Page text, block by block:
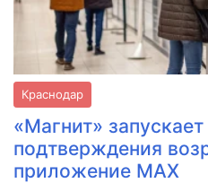
Краснодар
«Магнит»
подтверждения
приложение MAX